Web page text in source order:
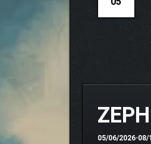
05/06/2026•08/